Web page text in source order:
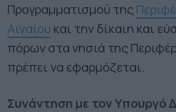
Προγραμματισμού της
Αιγαίου και την δίκαιη και
πόρων στα νησιά της
πρέπει να εφαρμόζεται.
Συνάντηση με τον Υπουργό